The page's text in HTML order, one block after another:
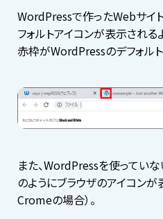
WordPressで作ったWebサイ
フォルトアイコンが表示される
赤枠がWordPressのデフォルト
また、WordPressを使ってい
のようにブラウザのアイコン
Cromeの場合）。